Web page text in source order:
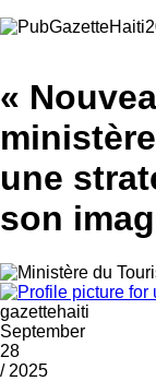
«
une
son
gazettehaiti
September
28
/ 2025